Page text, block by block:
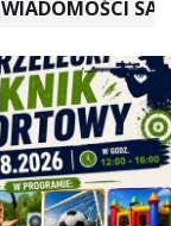
WIADOMOŚCI